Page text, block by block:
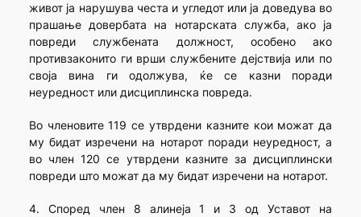
живот ја нарушува честа и угледот или ја доведува во
прашање довербата на нотарската служба, ако ја
повреди службената должност, особено ако
противзаконито ги врши службените дејствија или по
своја вина ги одолжува, ќе се казни поради
неуредност или дисциплинска повреда.
Во членовите 119 се утврдени казните кои можат да
му бидат изречени на нотарот поради неуредност, а
во член 120 се утврдени казните за дисциплински
повреди што можат да му бидат изречени на нотарот.
4. Според член 8 алинеја 1 и 3 од Уставот на